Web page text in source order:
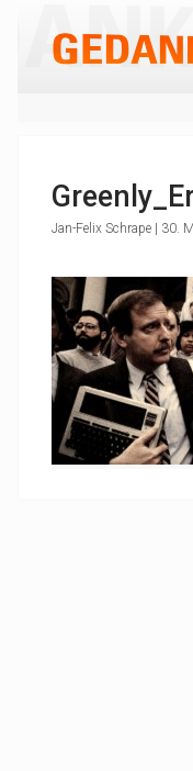
Jan-Felix Schrape | 30.